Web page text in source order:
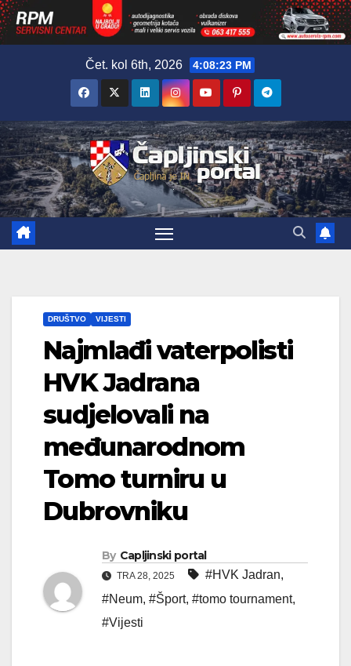
Čet. kol 6th, 2026 4:08:24 PM
DRUŠTVO VIJESTI
Najmlađi vaterpolisti
HVK Jadrana
sudjelovali na
međunarodnom
Tomo turniru u
Dubrovniku
By Capljinski portal
TRA 28, 2025 #HVK Jadran,
#Neum, #Šport, #tomo tournament,
#Vijesti